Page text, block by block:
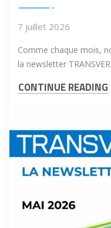
7 juillet 2026
Comme chaque mois,
la newsletter
CONTINUE READING